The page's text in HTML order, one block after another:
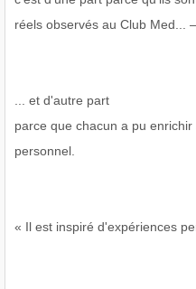
réels observés au Club Med...
... et d'autre part
parce que chacun a pu
personnel.
« Il est inspiré d'expériences